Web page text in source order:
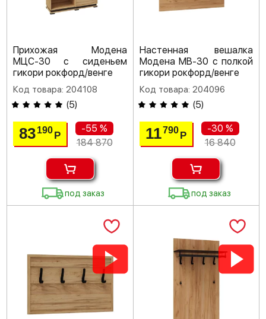
Прихожая Модена
МЦС-30 с сиденьем
гикори рокфорд/венге
Код товара: 204108
(5)
83190Р
-55 %
184 870
под заказ
Настенная вешалка
Модена МВ-30 с полкой
гикори рокфорд/венге
Код товара: 204096
(5)
11790 Р
-30 %
16 840
под заказ